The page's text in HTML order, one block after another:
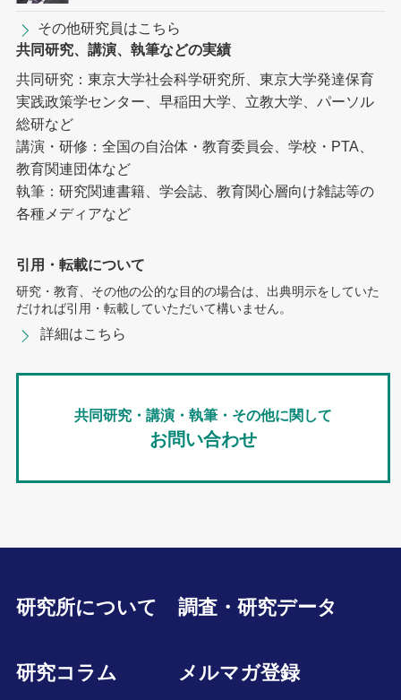
その他研究員はこちら
共同研究、講演、執筆などの実績
共同研究：東京大学社会科学研究所、東京大学発達保育
実践政策学センター、早稲田大学、立教大学、パーソル
総研など
講演・研修：全国の自治体・教育委員会、学校・PTA、
教育関連団体など
執筆：研究関連書籍、学会誌、教育関心層向け雑誌等の
各種メディアなど
引用・転載について
研究・教育、その他の公的な目的の場合は、出典明示をしていた
だければ引用・転載していただいて構いません。
詳細はこちら
共同研究・講演・執筆・その他に関して
お問い合わせ
研究所について 調査・研究データ
研究コラム メルマガ登録